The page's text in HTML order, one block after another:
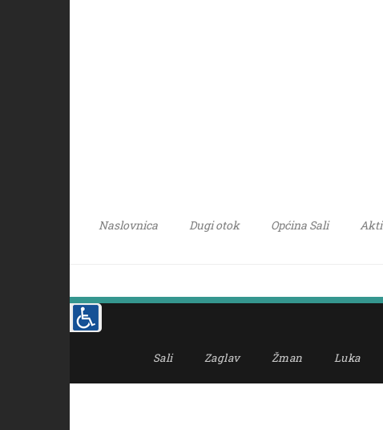
Naslovnica Dugi otok Općina Sali Akti
Sali Zaglav Žman Luka